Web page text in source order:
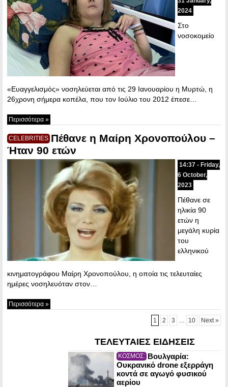
2024
Στο
νοσοκομείο
«Ευαγγελισμός» νοσηλεύεται από τις 29 Ιανουαρίου η Μυρτώ, η
26χρονη σήμερα κοπέλα, που τον Ιούλιο του 2012 έπεσε…
Περισσότερα »
CELEBRITIES Πέθανε η Μαίρη Χρονοπούλου –
Ήταν 90 ετών
14:37 - Friday,
6 October,
2023
Πέθανε σε
ηλικία 90
ετών η
μεγάλη κυρία
του
ελληνικού
κινηματογράφου Μαίρη Χρονοπούλου, η οποία τις τελευταίες
ημέρες νοσηλευόταν στον…
Περισσότερα »
1 2 3 10 Next »
ΤΕΛΕΥΤΑΙΕΣ ΕΙΔΗΣΕΙΣ
ΚΟΣΜΟΣ: Βουλγαρία:
Ουκρανικό drone εξερράγη
κοντά σε αγωγό φυσικού
αερίου